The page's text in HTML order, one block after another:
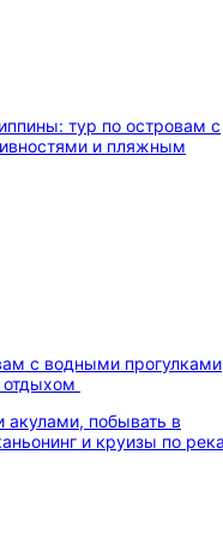
с водными
акулами, побывать в
и круизы по